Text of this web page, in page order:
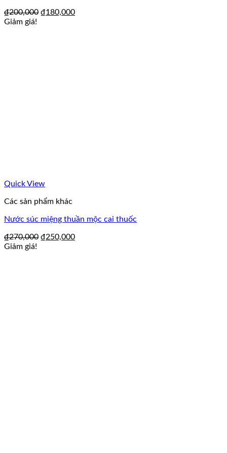
₫200,000 ₫180,000
Giảm giá!
Quick View
Các sản phẩm khác
Nước súc miệng thuần mộc cai thuốc
₫270,000 ₫250,000
Giảm giá!